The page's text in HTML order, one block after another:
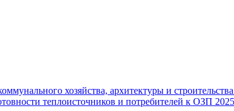
хозяйства, архитектуры и
теплоисточников и потребителей к ОЗП